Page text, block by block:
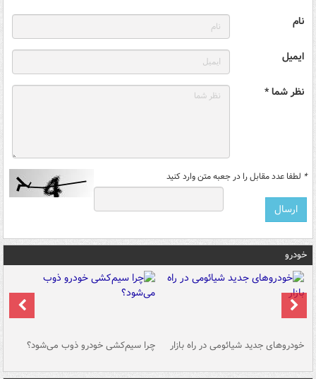
نام
ایمیل
نظر شما *
* لطفا عدد مقابل را در جعبه متن وارد کنید
خودرو
خودروهای جدید شیائومی در راه بازار چرا سیم‌کشی خودرو ذوب می‌شود؟